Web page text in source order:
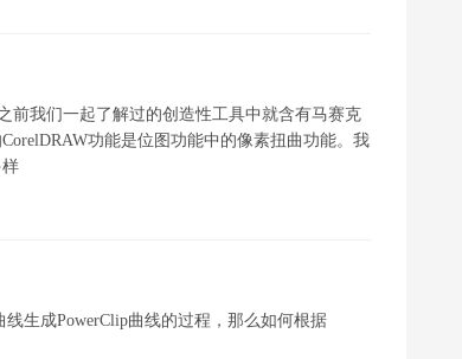
前我们一起了解过的创造性工具中就含有马赛克
功能是位图功能中的像素扭曲功能。我
生成PowerClip曲线的过程，那么如何根据